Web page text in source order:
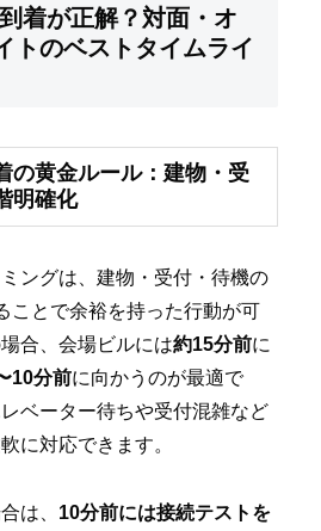
着が正解？対面・オ
トのベストタイムライ
の黄金ルール：建物・受
明確化
ングは、建物・受付・待機の
ことで余裕を持った行動が可
合、会場ビルには約15分前に
10分前に向かうのが最適で
ベーター待ちや受付混雑など
に対応できます。
は、 10分前には接続テストを